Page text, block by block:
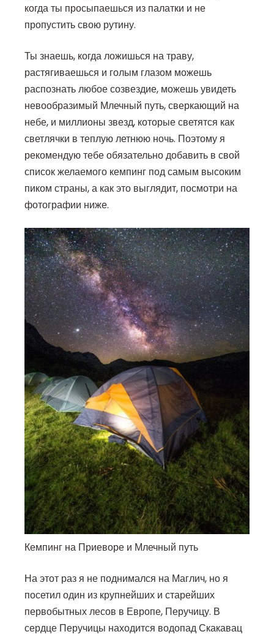
когда ты просыпаешься из палатки и не
пропустить свою рутину.
Ты знаешь, когда ложишься на траву,
растягиваешься и голым глазом можешь
распознать любое созвездие, можешь увидеть
невообразимый Млечный путь, сверкающий на
небе, и миллионы звезд, которые светятся как
светлячки в теплую летнюю ночь. Поэтому я
рекомендую тебе обязательно добавить в свой
список желаемого кемпинг под самым высоким
пиком страны, а как это выглядит, посмотри на
фотографии ниже.
Кемпинг на Приеворе и Млечный путь
На этот раз я не поднимался на Маглич, но я
посетил один из крупнейших и старейших
первобытных лесов в Европе, Перучицу. В
сердце Перучицы находится водопад Скакавац